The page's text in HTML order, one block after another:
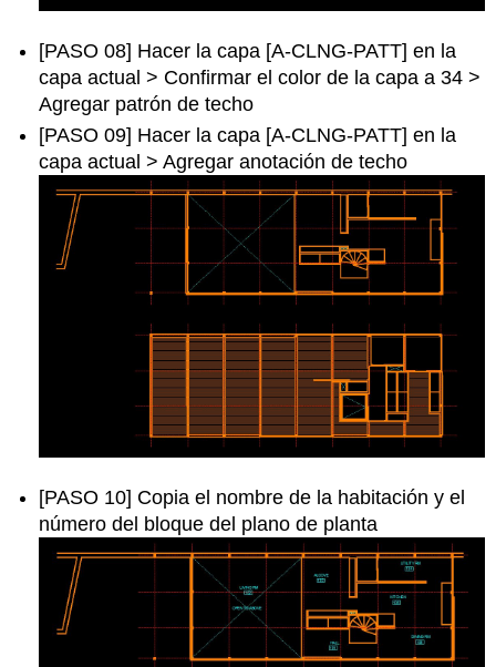
[PASO 08] Hacer la capa [A-CLNG-PATT] en la
capa actual > Confirmar el color de la capa a 34 >
Agregar patrón de techo
[PASO 09] Hacer la capa [A-CLNG-PATT] en la
capa actual > Agregar anotación de techo
[PASO 10] Copia el nombre de la habitación y el
número del bloque del plano de planta